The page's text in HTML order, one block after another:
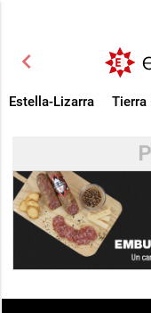
chevron_left
Estella-Lizarra Tierra